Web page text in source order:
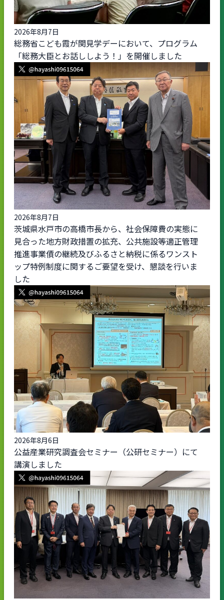
2026年8月7日
総務省こども霞が関見学デーにおいて、プログラム
「総務大臣とお話ししよう！」を開催しました
2026年8月7日
茨城県水戸市の高橋市長から、社会保障費の実態に
見合った地方財政措置の拡充、公共施設等適正管理
推進事業債の継続及びふるさと納税に係るワンスト
ップ特例制度に関するご要望を受け、懇談を行いま
した
2026年8月6日
公益産業研究調査会セミナー（公研セミナー）にて
講演しました